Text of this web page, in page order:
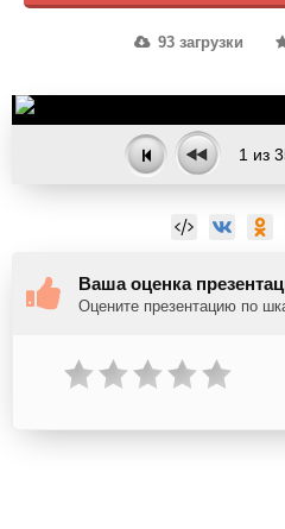
93 загрузки
1 из
Ваша оценка
Оцените презентацию по